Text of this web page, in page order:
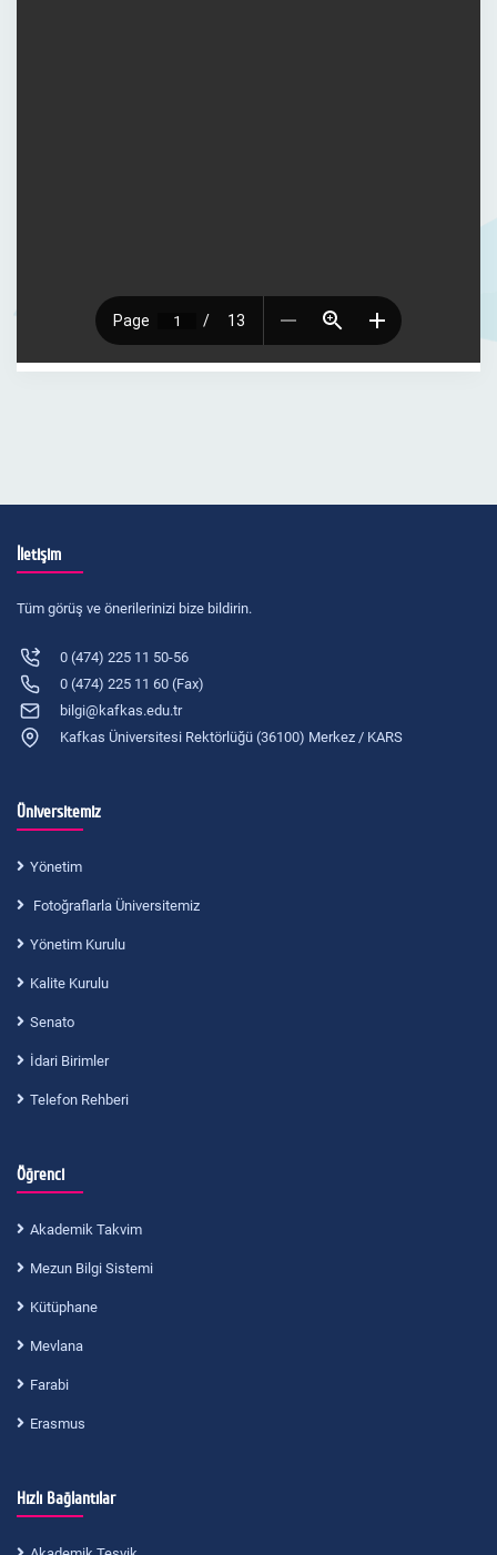
İletişim
Tüm görüş ve önerilerinizi bize bildirin.
0 (474) 225 11 50-56
0 (474) 225 11 60 (Fax)
bilgi@kafkas.edu.tr
Kafkas Üniversitesi Rektörlüğü (36100) Merkez / KARS
Üniversitemiz
Yönetim
Fotoğraflarla Üniversitemiz
Yönetim Kurulu
Kalite Kurulu
Senato
İdari Birimler
Telefon Rehberi
Öğrenci
Akademik Takvim
Mezun Bilgi Sistemi
Kütüphane
Mevlana
Farabi
Erasmus
Hızlı Bağlantılar